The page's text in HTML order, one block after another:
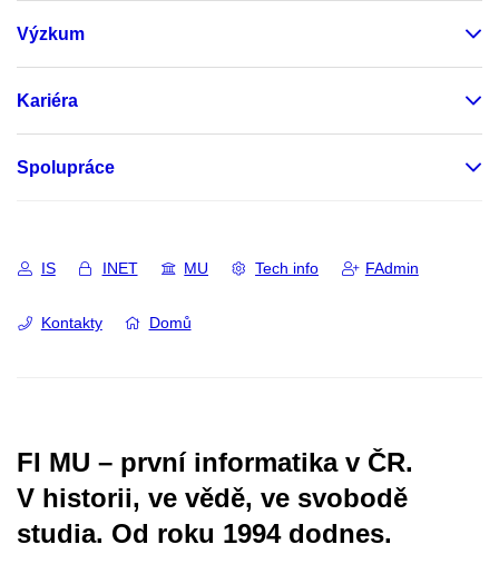
Výzkum
Kariéra
Spolupráce
IS INET MU Tech info FAdmin
Kontakty Domů
FI MU – první informatika v ČR.
V historii, ve vědě, ve svobodě
studia. Od roku 1994 dodnes.